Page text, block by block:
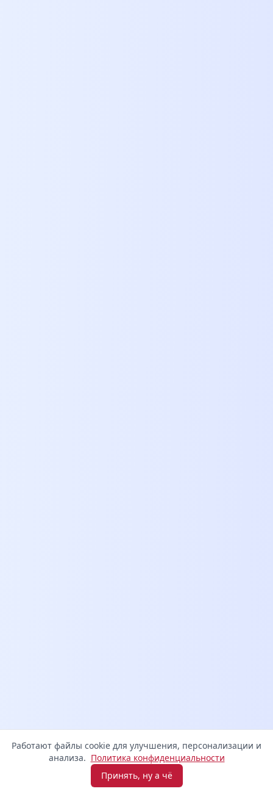
Взять микрозайм
Работают файлы cookie для улучшения, персонализации и
анализа. Политика конфиденциальности
Принять, ну а чё